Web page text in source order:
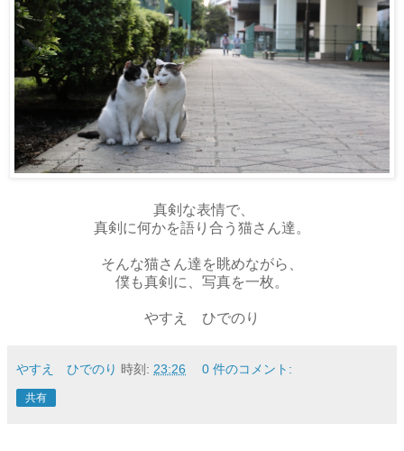
真剣な表情で、
真剣に何かを語り合う猫さん達。
そんな猫さん達を眺めながら、
僕も真剣に、写真を一枚。
やすえ ひでのり
やすえ ひでのり 時刻: 23:26 0 件のコメント:
共有